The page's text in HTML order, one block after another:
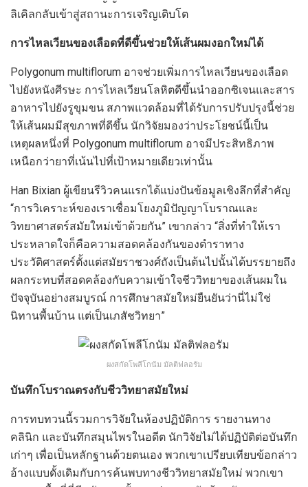
ลิเคิลกลับเข้าสู่สถานะการเจริญเติบโต
การไหลเวียนของเลือดที่ดีขึ้นช่วยให้เส้นผมงอกใหม่ได้
Polygonum multiflorum อาจช่วยเพิ่มการไหลเวียนของเลือด
ไปยังหนังศีรษะ การไหลเวียนโลหิตดีขึ้นนำออกซิเจนและสาร
อาหารไปยังรูขุมขน สภาพแวดล้อมที่ได้รับการปรับปรุงนี้ช่วย
ให้เส้นผมมีสุขภาพที่ดีขึ้น นักวิจัยมองว่าประโยชน์นี้เป็น
เหตุผลหนึ่งที่ Polygonum multiflorum อาจมีประสิทธิภาพ
เหนือกว่ายาที่เน้นไปที่เป้าหมายเดียวเท่านั้น
Han Bixian ผู้เขียนรีวิวคนแรกได้แบ่งปันข้อมูลเชิงลึกที่สำคัญ
“การวิเคราะห์ของเราเชื่อมโยงภูมิปัญญาโบราณและ
วิทยาศาสตร์สมัยใหม่เข้าด้วยกัน” เขากล่าว “สิ่งที่ทำให้เรา
ประหลาดใจก็คือความสอดคล้องกันของตำราทาง
ประวัติศาสตร์ตั้งแต่สมัยราชวงศ์ถังเป็นต้นไปนั้นได้บรรยายถึง
ผลกระทบที่สอดคล้องกับความเข้าใจชีววิทยาของเส้นผมใน
ปัจจุบันอย่างสมบูรณ์ การศึกษาสมัยใหม่ยืนยันว่านี่ไม่ใช่
นิทานพื้นบ้าน แต่เป็นเภสัชวิทยา”
ผงสกัดโพลีโกนัม มัลติฟลอรัม
บันทึกโบราณตรงกับชีววิทยาสมัยใหม่
การทบทวนนี้รวมการวิจัยในห้องปฏิบัติการ รายงานทาง
คลินิก และบันทึกสมุนไพรในอดีต นักวิจัยไม่ได้ปฏิบัติต่อบันทึก
เก่าๆ เพื่อเป็นหลักฐานด้วยตนเอง พวกเขาเปรียบเทียบข้อกล่าว
อ้างแบบดั้งเดิมกับการค้นพบทางชีววิทยาสมัยใหม่ พวกเขา